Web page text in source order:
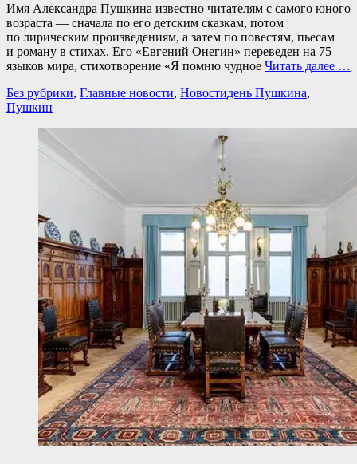
Имя Александра Пушкина известно читателям с самого юного
возраста — сначала по его детским сказкам, потом
по лирическим произведениям, а затем по повестям, пьесам
и роману в стихах. Его «Евгений Онегин» переведен на 75
языков мира, стихотворение «Я помню чудное Читать далее …
Категории
Без рубрики, Главные новости, НовостиТеги
день Пушкина,
Пушкин